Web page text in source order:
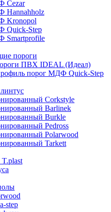
Cezar
Hannahholz
Kronopol
Quick-Step
Smartprofile
пороги
ПВХ IDEAL (Идеал)
порог МДФ Quick-Step
Corkstyle
Barlinek
Burkle
Pedross
Polarwood
Tarkett
step